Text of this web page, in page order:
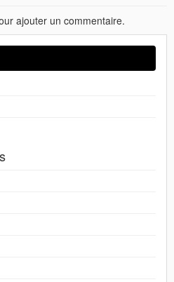
ajouter un commentaire.